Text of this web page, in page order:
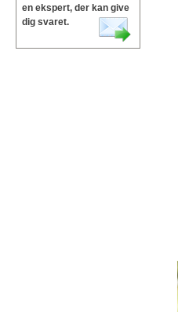
en ekspert, der kan give
dig svaret.